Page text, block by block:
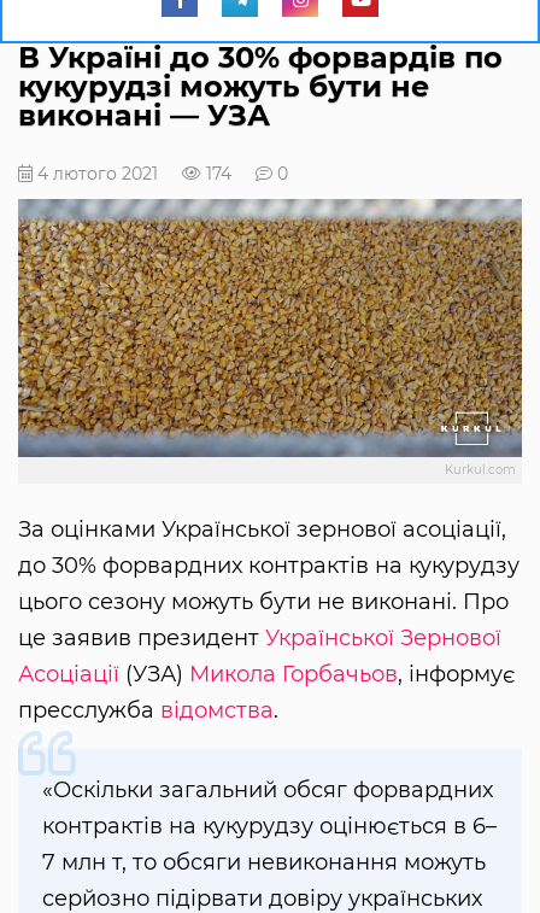
В Україні до 30% форвардів по
кукурудзі можуть бути не
виконані — УЗА
4 лютого 2021 174 0
Kurkul.com
За оцінками Української зернової асоціації,
до 30% форвардних контрактів на кукурудзу
цього сезону можуть бути не виконані. Про
це заявив президент Української Зернової
Асоціації (УЗА) Микола Горбачьов, інформує
пресслужба відомства.
«Оскільки загальний обсяг форвардних
контрактів на кукурудзу оцінюється в 6–
7 млн т, то обсяги невиконання можуть
серйозно підірвати довіру українських